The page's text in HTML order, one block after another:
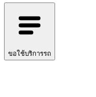
ขอใช้บริการรถ